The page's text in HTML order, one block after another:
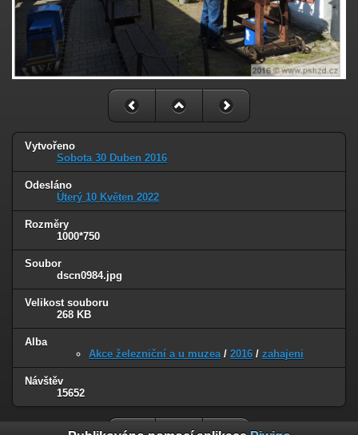
Vytvořeno
Sobota 30 Duben 2016
Odesláno
Úterý 10 Květen 2022
Rozměry
1000*750
Soubor
dscn0984.jpg
Velikost souboru
268 KB
Alba
Akce železniční a u muzea / 2016 / zahajeni
Návštěv
15652